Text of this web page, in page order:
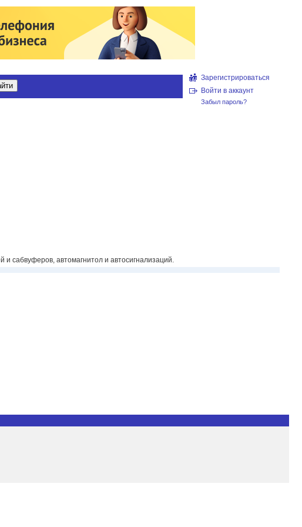
Зарегистрироваться
Войти в аккаунт
Забыл пароль?
и сабвуферов, автомагнитол и автосигнализаций.